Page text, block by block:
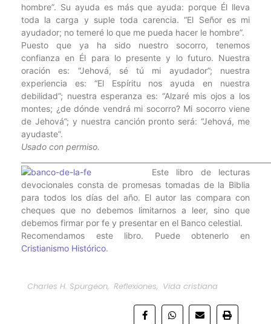
hombre”. Su ayuda es más que ayuda: porque Él lleva
toda la carga y suple toda carencia. “El Señor es mi
ayudador; no temeré lo que me pueda hacer le hombre”.
Puesto que ya ha sido nuestro socorro, tenemos
confianza en Él para lo presente y lo futuro. Nuestra
oración es: “Jehová, sé tú mi ayudador”; nuestra
experiencia es: “El Espíritu nos ayuda en nuestra
debilidad”; nuestra esperanza es: “Alzaré mis ojos a los
montes; ¿de dónde vendrá mi socorro? Mi socorro viene
de Jehová”; y nuestra canción pronto será: “Jehová, me
ayudaste”.
Usado con permiso.
Este libro de lecturas
devocionales consta de promesas tomadas de la Biblia
para todos los días del año. El autor las compara con
cheques que no debemos limitarnos a leer, sino que
debemos firmar por fe y presentar en el Banco celestial.
Recomendamos este libro. Puede obtenerlo en
Cristianismo Histórico.
Charles H. Spurgeon, Reflexiones, Vida cristiana